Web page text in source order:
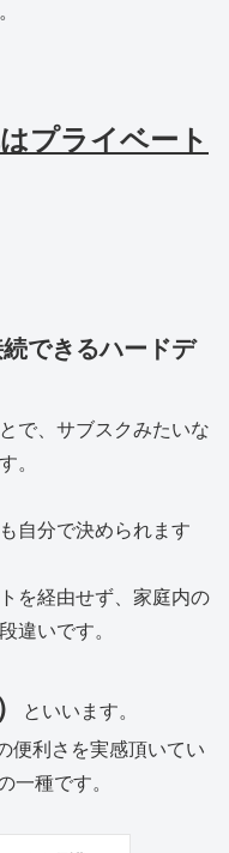
プライベート
続できるハードデ
で、サブスクみたいな
。
自分で決められます
を経由せず、家庭内の
違いです。
といいます。
便利さを実感頂いてい
一種です。